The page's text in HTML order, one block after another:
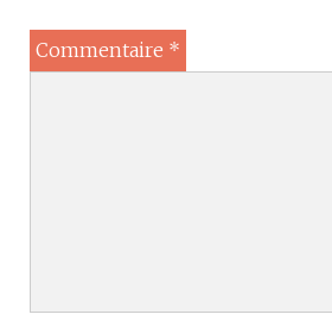
Commentaire *